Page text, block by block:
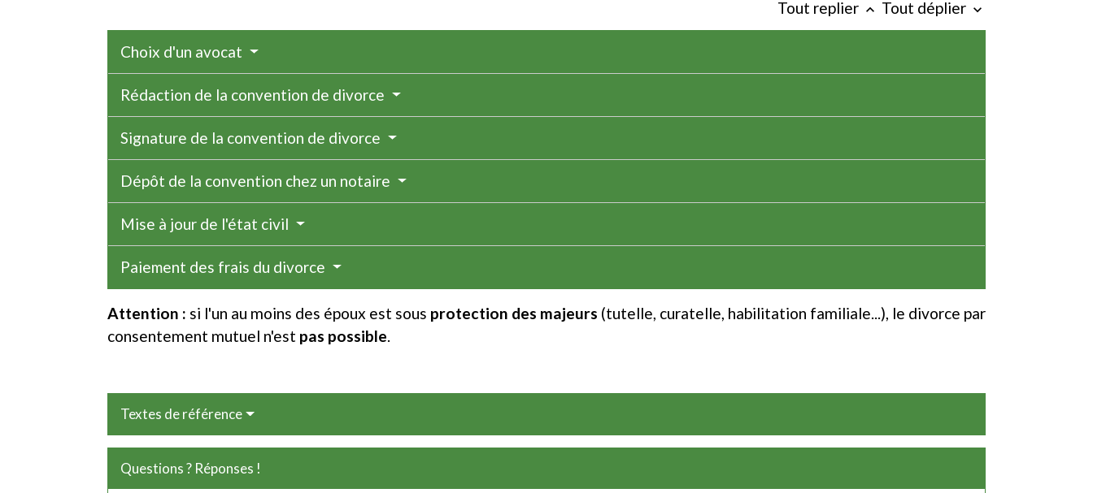
Tout replier keyboard_arrow_up Tout déplier keyboard_arrow_down
Choix d'un avocat
Rédaction de la convention de divorce
Signature de la convention de divorce
Dépôt de la convention chez un notaire
Mise à jour de l'état civil
Paiement des frais du divorce
Attention : si l'un au moins des époux est sous protection des majeurs (tutelle, curatelle, habilitation familiale...), le divorce par
consentement mutuel n'est pas possible.
Textes de référence
Questions ? Réponses !